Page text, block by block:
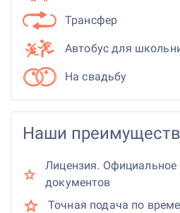
Трансфер
Автобус для
На свадьбу
Наши
Лицензия. Официальное
документов
Точная подача по